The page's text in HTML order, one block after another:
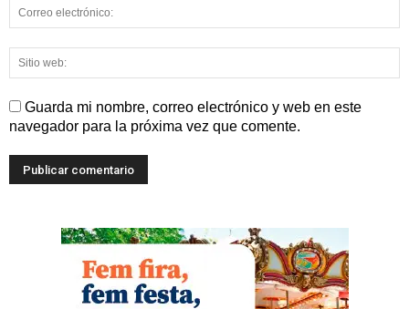
Guarda mi nombre, correo electrónico y web en este
navegador para la próxima vez que comente.